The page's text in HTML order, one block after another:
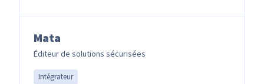
Mata
Éditeur de solutions sécurisées
Intégrateur